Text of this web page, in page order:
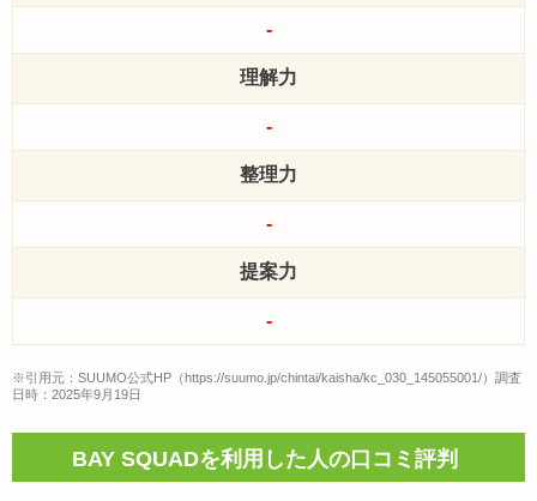
-
理解力
-
整理力
-
提案力
-
※引用元：SUUMO公式HP（https://suumo.jp/chintai/kaisha/kc_030_145055001/）調査
日時：2025年9月19日
BAY SQUADを利用した人の口コミ評判